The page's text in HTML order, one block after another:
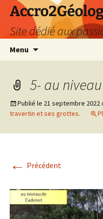
Site dédié aux
Menu
5- au
Publié le 21 septembre 2022
travertin et ses grottes.
← Précédent